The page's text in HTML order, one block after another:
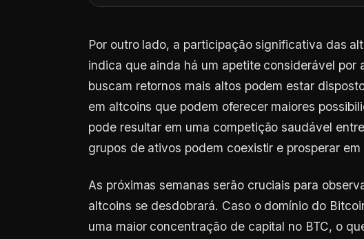
Por outro lado, a participação significativa das
indica que ainda há um apetite considerável por
buscam retornos mais altos podem estar
em altcoins que podem oferecer maiores
pode resultar em uma competição saudável
grupos de ativos podem coexistir e prosperar
As próximas semanas serão cruciais para
altcoins se desdobrará. Caso o domínio do
uma maior concentração de capital no BTC, o